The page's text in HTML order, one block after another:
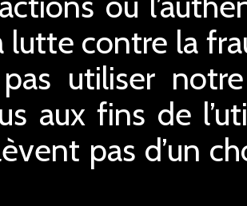
lutte contre la
utiliser
aux fins de
pas d’un